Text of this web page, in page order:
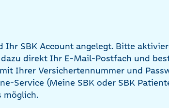
Ihr SBK Account angelegt. Bitte
dazu direkt Ihr E-Mail-Postfach und
Ihrer Versichertennummer und
Service (Meine SBK oder SBK
möglich.